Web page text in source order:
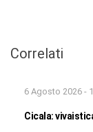
Correlati
6 Agosto 2026 -
Cicala: